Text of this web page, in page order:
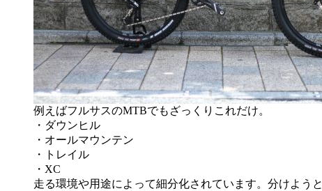
例えばフルサスのMTBでもざっくりこれだけ。
・ダウンヒル
・オールマウンテン
・トレイル
・XC
走る環境や用途によって細分化されています。分けよう